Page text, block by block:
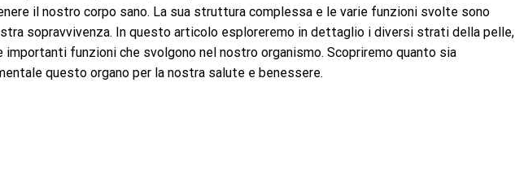
il nostro corpo sano. La sua struttura complessa e le varie funzioni svolte sono
sopravvivenza. In questo articolo esploreremo in dettaglio i diversi strati della pelle,
funzioni che svolgono nel nostro organismo. Scopriremo quanto sia
questo organo per la nostra salute e benessere.